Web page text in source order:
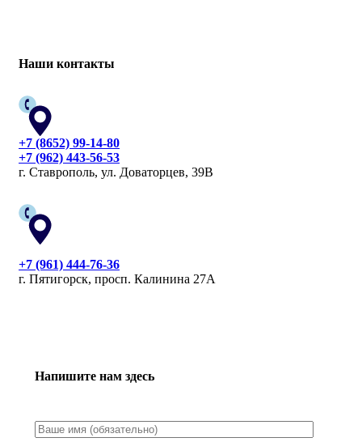
Наши контакты
+7 (8652) 99-14-80
+7 (962) 443-56-53
г. Ставрополь, ул. Доваторцев, 39В
+7 (961) 444-76-36
г. Пятигорск, просп. Калинина 27А
Напишите нам здесь